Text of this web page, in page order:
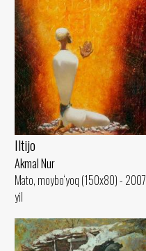
Iltijo
Akmal Nur
Mato, moybo‘yoq (150x80) - 2007
yil